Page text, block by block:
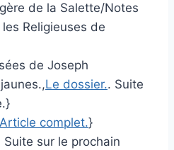
de la Salette/Notes
Religieuses de
de Joseph
Le dossier.. Suite
Article complet.}
Suite sur le prochain